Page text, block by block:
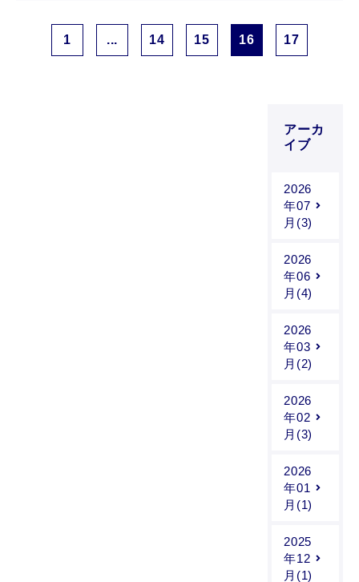
1 ... 14 15 16 17
アーカ
イブ
2026
年07
月(3)
2026
年06
月(4)
2026
年03
月(2)
2026
年02
月(3)
2026
年01
月(1)
2025
年12
月(1)